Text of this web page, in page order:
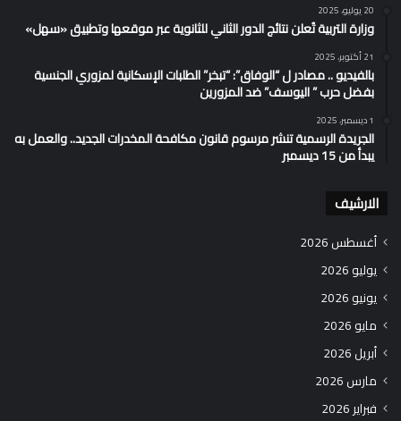
20 يوليو، 2025
وزارة التربية تُعلن نتائج الدور الثاني للثانوية عبر موقعها وتطبيق «سهل»
21 أكتوبر، 2025
بالفيديو .. مصادر ل “الوفاق”: “تبخر” الطلبات الإسكانية لمزوري الجنسية
بفضل حرب ” اليوسف” ضد المزورين
1 ديسمبر، 2025
الجريدة الرسمية تنشر مرسوم قانون مكافحة المخدرات الجديد.. والعمل به
يبدأ من 15 ديسمبر
الارشيف
أغسطس 2026
يوليو 2026
يونيو 2026
مايو 2026
أبريل 2026
مارس 2026
فبراير 2026